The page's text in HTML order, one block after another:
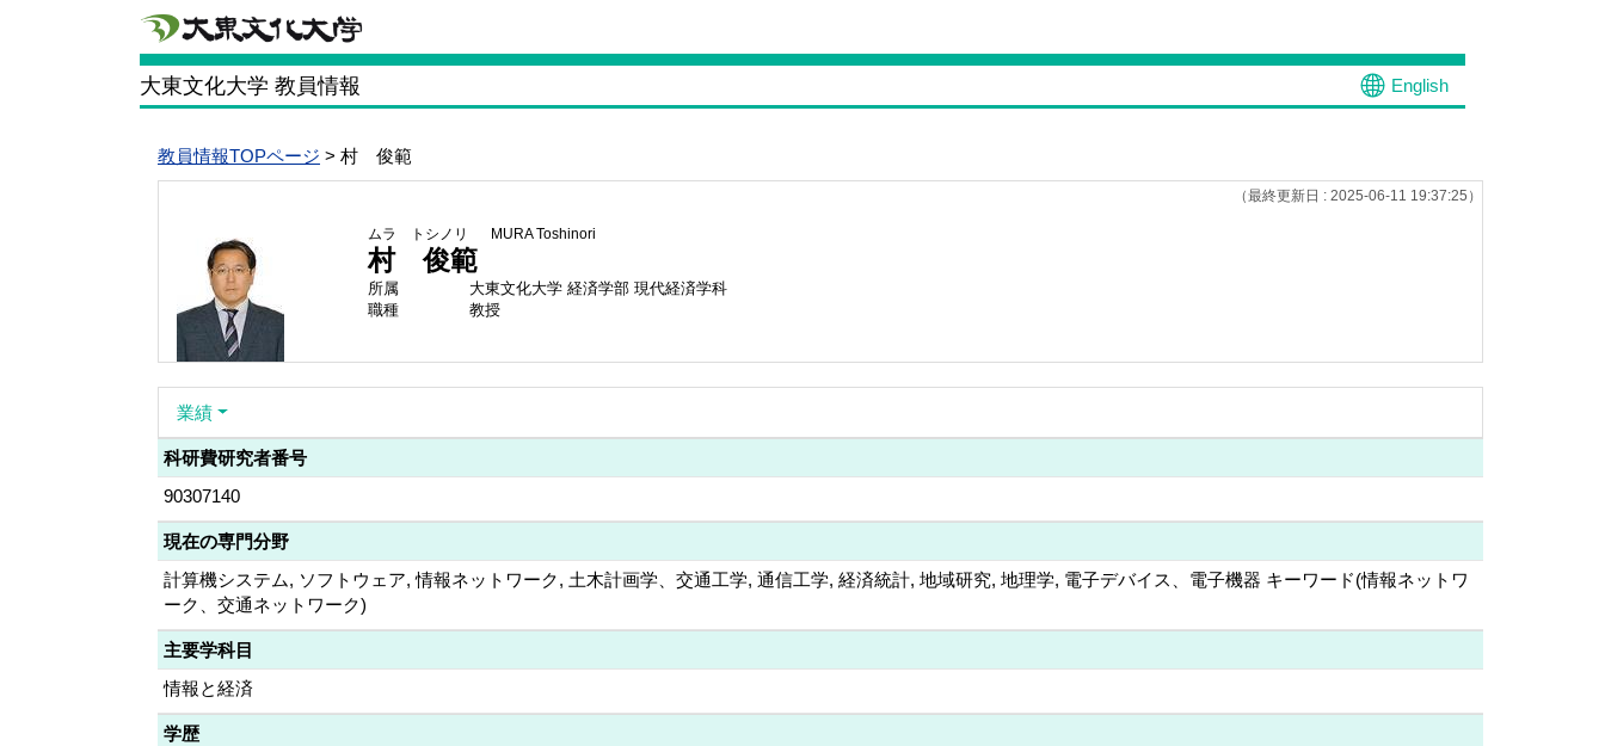
大東文化大学 教員情報 English
教員情報TOPページ > 村 俊範
（最終更新日 : 2025-06-11 19:37:25）
ムラ トシノリ MURA Toshinori
村 俊範
所属
大東文化大学 経済学部 現代経済学科
職種
教授
業績
科研費研究者番号
90307140
現在の専門分野
計算機システム, ソフトウェア, 情報ネットワーク, 土木計画学、交通工学, 通信工学, 経済統計, 地域研究, 地理学, 電子デバイス、電子機器 キーワード(情報ネットワ
ーク、交通ネットワーク)
主要学科目
情報と経済
学歴